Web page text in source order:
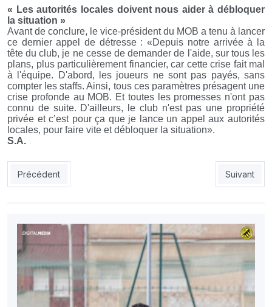
« Les autorités locales doivent nous aider à débloquer
la situation »
Avant de conclure, le vice-président du MOB a tenu à lancer
ce dernier appel de détresse : «Depuis notre arrivée à la
tête du club, je ne cesse de demander de l'aide, sur tous les
plans, plus particulièrement financier, car cette crise fait mal
à l'équipe. D'abord, les joueurs ne sont pas payés, sans
compter les staffs. Ainsi, tous ces paramètres présagent une
crise profonde au MOB. Et toutes les promesses n'ont pas
connu de suite. D'ailleurs, le club n'est pas une propriété
privée et c’est pour ça que je lance un appel aux autorités
locales, pour faire vite et débloquer la situation».
S.A.
Article précédent : USMH : où va El-Harrach ?
Précédent Article
Suivant